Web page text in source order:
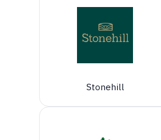
Stonehill